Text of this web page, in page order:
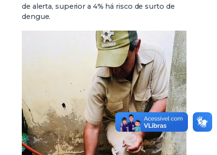
de alerta, superior a 4% há risco de surto de
dengue.